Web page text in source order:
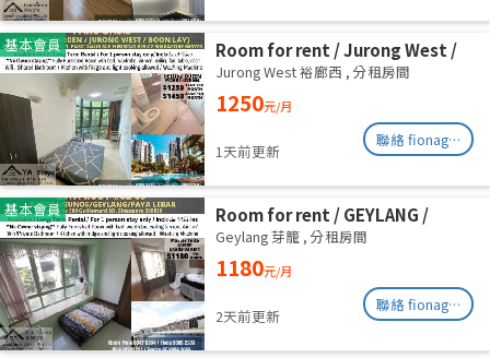
基本會員
Room for rent / Jurong West /
Common room / 1pax stay /
Available Oct 2
Jurong West 裕廊西 , 分租房間
1250元/月
1天前更新
聯絡 fionag@transinex.com.sg
基本會員
Room for rent / GEYLANG /
Common room / 1pax stay /
Available Immediately
Geylang 芽籠 , 分租房間
1180元/月
2天前更新
聯絡 fionag@transinex.com.sg